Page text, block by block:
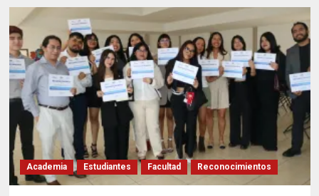
Academia Estudiantes Facultad Reconocimientos